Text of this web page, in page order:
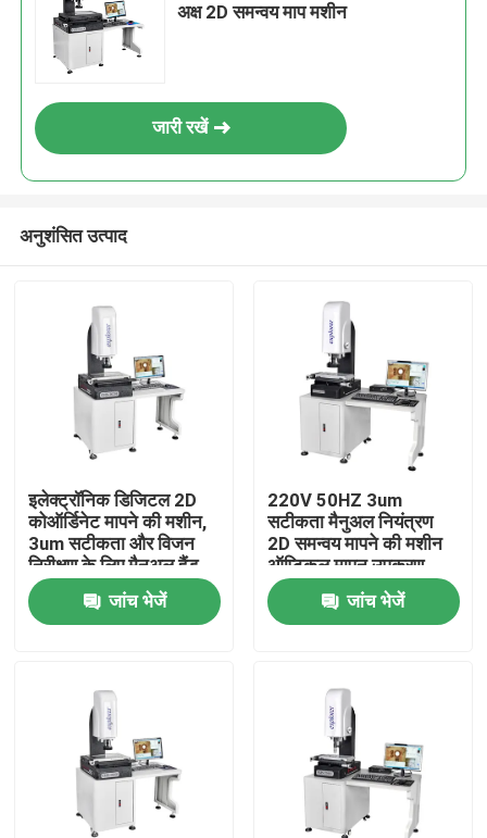
घर
हमारे बारे में
अक्ष 2D समन्वय माप मशीन
जारी रखें
अनुशंसित उत्पाद
इलेक्ट्रॉनिक डिजिटल 2D
कोऑर्डिनेट मापने की मशीन,
3um सटीकता और विजन
निरीक्षण के लिए मैनुअल हैंड
कंट्रोल, 220V 50HZ
जांच भेजें
220V 50HZ 3um
सटीकता मैनुअल नियंत्रण
2D समन्वय मापने की मशीन
ऑप्टिकल मापन उपकरण
जांच भेजें